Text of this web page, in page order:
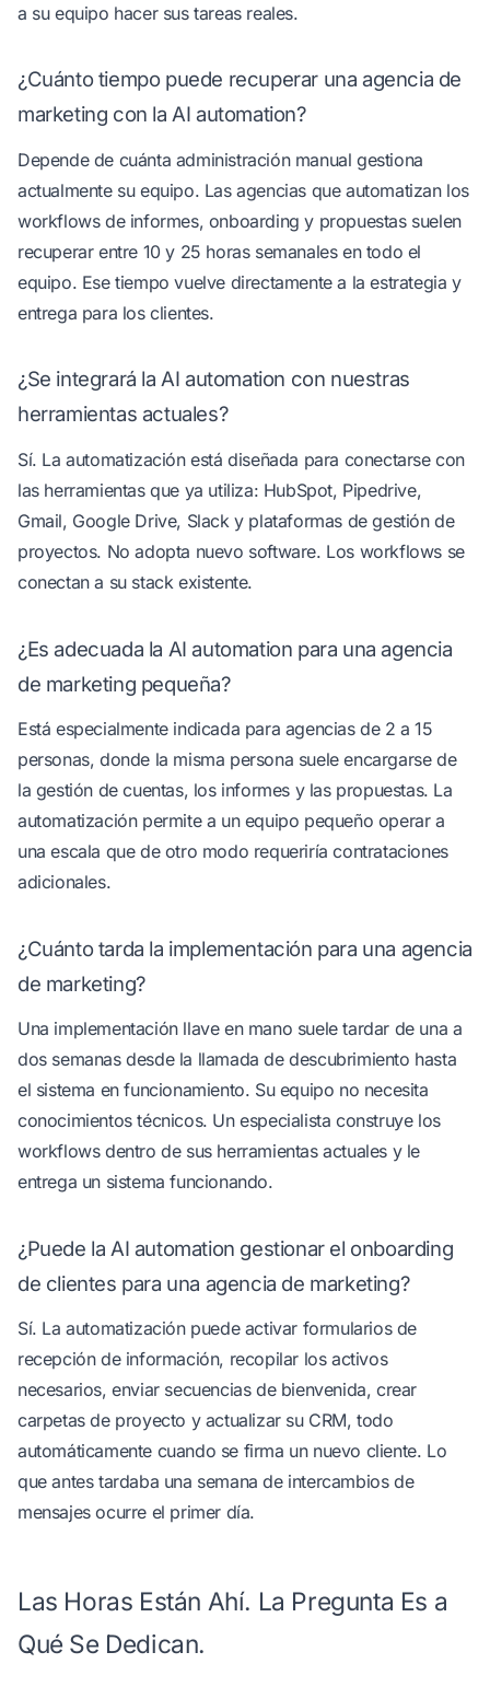
a su equipo hacer sus tareas reales.
¿Cuánto tiempo puede recuperar una agencia de
marketing con la AI automation?
Depende de cuánta administración manual gestiona
actualmente su equipo. Las agencias que automatizan los
workflows de informes, onboarding y propuestas suelen
recuperar entre 10 y 25 horas semanales en todo el
equipo. Ese tiempo vuelve directamente a la estrategia y
entrega para los clientes.
¿Se integrará la AI automation con nuestras
herramientas actuales?
Sí. La automatización está diseñada para conectarse con
las herramientas que ya utiliza: HubSpot, Pipedrive,
Gmail, Google Drive, Slack y plataformas de gestión de
proyectos. No adopta nuevo software. Los workflows se
conectan a su stack existente.
¿Es adecuada la AI automation para una agencia
de marketing pequeña?
Está especialmente indicada para agencias de 2 a 15
personas, donde la misma persona suele encargarse de
la gestión de cuentas, los informes y las propuestas. La
automatización permite a un equipo pequeño operar a
una escala que de otro modo requeriría contrataciones
adicionales.
¿Cuánto tarda la implementación para una agencia
de marketing?
Una implementación llave en mano suele tardar de una a
dos semanas desde la llamada de descubrimiento hasta
el sistema en funcionamiento. Su equipo no necesita
conocimientos técnicos. Un especialista construye los
workflows dentro de sus herramientas actuales y le
entrega un sistema funcionando.
¿Puede la AI automation gestionar el onboarding
de clientes para una agencia de marketing?
Sí. La automatización puede activar formularios de
recepción de información, recopilar los activos
necesarios, enviar secuencias de bienvenida, crear
carpetas de proyecto y actualizar su CRM, todo
automáticamente cuando se firma un nuevo cliente. Lo
que antes tardaba una semana de intercambios de
mensajes ocurre el primer día.
Las Horas Están Ahí. La Pregunta Es a
Qué Se Dedican.